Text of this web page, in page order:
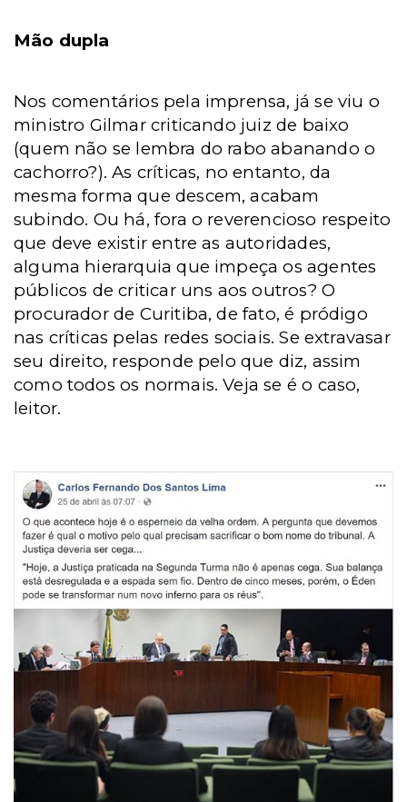
Mão dupla
Nos comentários pela imprensa, já se viu o
ministro Gilmar criticando juiz de baixo
(quem não se lembra do rabo abanando o
cachorro?). As críticas, no entanto, da
mesma forma que descem, acabam
subindo. Ou há, fora o reverencioso respeito
que deve existir entre as autoridades,
alguma hierarquia que impeça os agentes
públicos de criticar uns aos outros? O
procurador de Curitiba, de fato, é pródigo
nas críticas pelas redes sociais. Se extravasar
seu direito, responde pelo que diz, assim
como todos os normais. Veja se é o caso,
leitor.